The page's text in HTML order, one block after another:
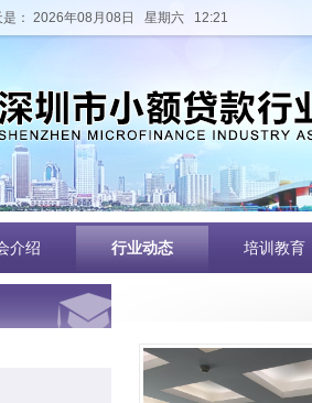
是： 2026年08月08日 星期六 12:21
介绍 行业动态 培训教育